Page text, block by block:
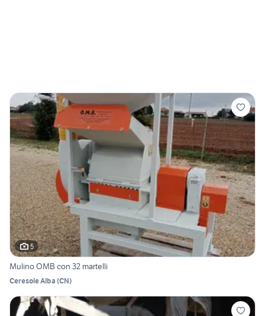
5
Mulino OMB con 32 martelli
Ceresole Alba (CN)